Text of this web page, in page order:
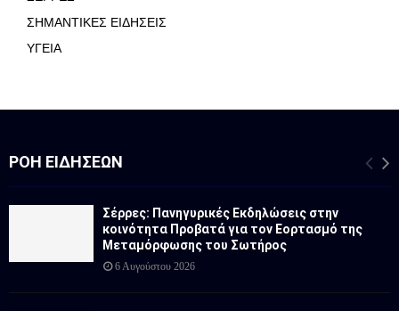
ΣΗΜΑΝΤΙΚΕΣ ΕΙΔΗΣΕΙΣ
ΥΓΕΙΑ
ΡΟΉ ΕΙΔΉΣΕΩΝ
Σέρρες: Πανηγυρικές Εκδηλώσεις στην
κοινότητα Προβατά για τον Εορτασμό της
Μεταμόρφωσης του Σωτήρος
6 Αυγούστου 2026